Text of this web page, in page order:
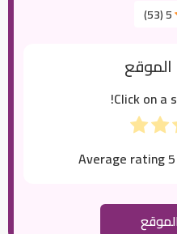
5
(
53
)
الموقع
Click on a
Average rating5